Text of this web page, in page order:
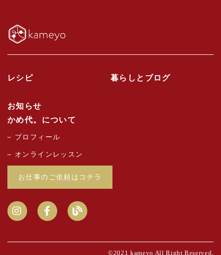
レシピ 暮らしとブログ
お知らせ
かめ代。について
プロフィール
オンラインレッスン
お仕事のご依頼はコチラ
©2021 kameyo All Right Reserved.